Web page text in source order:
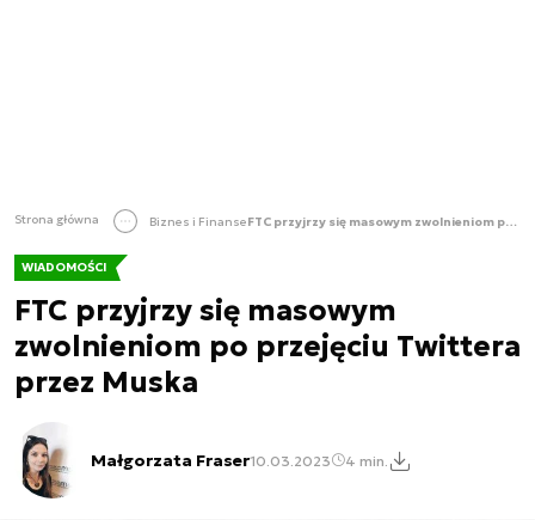
Strona główna Biznes i Finanse FTC przyjrzy się masowym zwolnieniom po przejęciu Twittera przez Muska
WIADOMOŚCI
FTC przyjrzy się masowym
zwolnieniom po przejęciu Twittera
przez Muska
Małgorzata Fraser10.03.2023 4 min.